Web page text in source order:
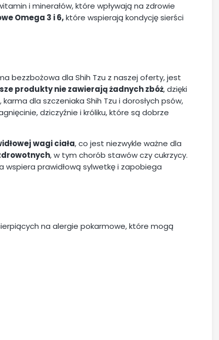
i minerałów, które wpływają na zdrowie
Omega 3 i 6,które wspierają kondycję sierści
bezzbożowa dla Shih Tzu z naszej oferty, jest
produkty nie zawierają żadnych zbóż, dzięki
dla szczeniaka Shih Tzu i dorosłych psów,
dziczyźnie i króliku, które są dobrze
wagi ciała, co jest niezwykle ważne dla
, w tym chorób stawów czy cukrzycy.
wspiera prawidłową sylwetkę i zapobiega
na alergie pokarmowe, które mogą